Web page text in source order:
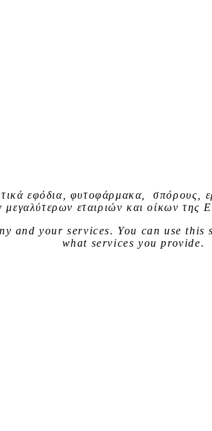
εφόδια, φυτοφάρμακα, σπόρους,
εταιριών και οίκων της
and your services. You can usethis
what services you provide.